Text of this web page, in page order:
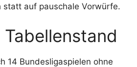
statt auf pauschale Vorwürfe.
14 Bundesligaspielen ohne